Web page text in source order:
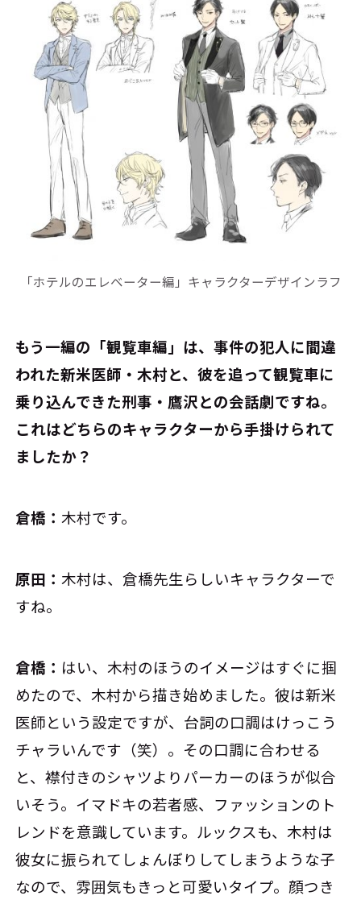
「ホテルのエレベーター編」キャラクターデザインラフ
――もう一編の「観覧車編」は、事件の犯人に間違
われた新米医師・木村と、彼を追って観覧車に
乗り込んできた刑事・鷹沢との会話劇ですね。
これはどちらのキャラクターから手掛けられて
ましたか？
倉橋：木村です。
原田：木村は、倉橋先生らしいキャラクターで
すね。
倉橋： はい、木村のほうのイメージはすぐに掴
めたので、木村から描き始めました。彼は新米
医師という設定ですが、台詞の口調はけっこう
チャラいんです（笑）。その口調に合わせる
と、襟付きのシャツよりパーカーのほうが似合
いそう。イマドキの若者感、ファッションのト
レンドを意識しています。ルックスも、木村は
彼女に振られてしょんぼりしてしまうような子
なので、雰囲気もきっと可愛いタイプ。顔つき